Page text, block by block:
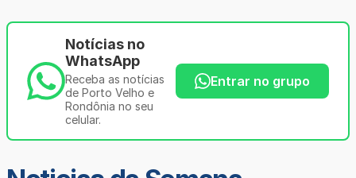
Notícias no
WhatsApp
Receba as notícias
de Porto Velho e
Rondônia no seu
celular.
Entrar no grupo